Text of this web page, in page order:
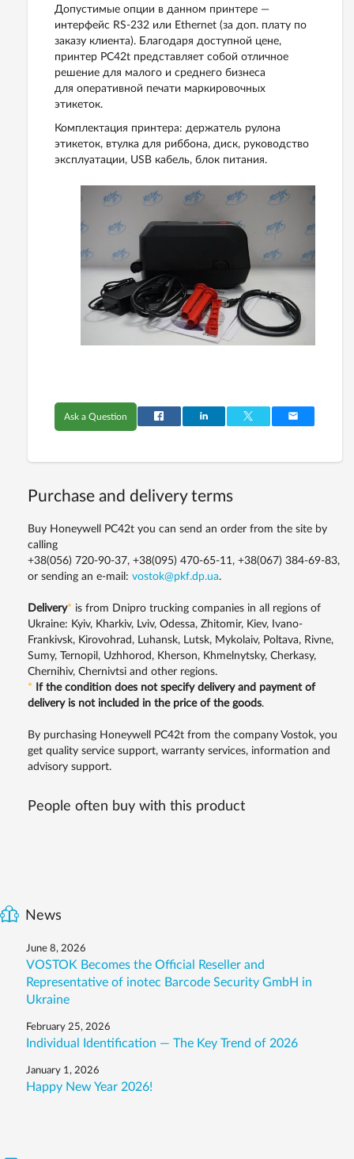
Допустимые опции в данном принтере —
интерфейс RS-232 или Ethernet (за доп. плату по
заказу клиента). Благодаря доступной цене,
принтер PC42t представляет собой отличное
решение для малого и среднего бизнеса
для оперативной печати маркировочных
этикеток.
Комплектация принтера: держатель рулона
этикеток, втулка для риббона, диск, руководство
эксплуатации, USB кабель, блок питания.
Ask a Question
Purchase and delivery terms
Buy Honeywell PC42t you can send an order from the site by
calling
+38(056) 720-90-37, +38(095) 470-65-11, +38(067) 384-69-83,
or sending an e-mail: vostok@pkf.dp.ua.
Delivery* is from Dnipro trucking companies in all regions of
Ukraine: Kyiv, Kharkiv, Lviv, Odessa, Zhitomir, Kiev, Ivano-
Frankivsk, Kirovohrad, Luhansk, Lutsk, Mykolaiv, Poltava, Rivne,
Sumy, Ternopil, Uzhhorod, Kherson, Khmelnytsky, Cherkasy,
Chernihiv, Chernivtsi and other regions.
*
If the condition does not specify delivery and payment of
delivery is not included in the price of the goods.
By purchasing Honeywell PC42t from the company Vostok, you
get quality service support, warranty services, information and
advisory support.
People often buy with this product
News
June 8, 2026
VOSTOK Becomes the Official Reseller and
Representative of inotec Barcode Security GmbH in
Ukraine
February 25, 2026
Individual Identification — The Key Trend of 2026
January 1, 2026
Happy New Year 2026!